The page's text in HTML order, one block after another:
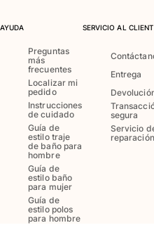
Pret-a-porter
Vestidos y Faldas
Monos
Pantalones cortos
Sudaderas
Ver todo Pret-a-porter
Bebé
Ver todo Bebé
AYUDA
Preguntas
más
frecuentes
Localizar mi
pedido
Instrucciones
de cuidado
Guía de
estilo traje
de baño para
hombre
Guía de
estilo baño
para mujer
Guía de
estilo polos
para hombre
SERVICIO AL
Entrega
segura
Servicio
reparación